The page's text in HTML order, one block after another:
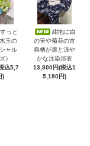
っと
玉の
ャル
）
込5,7
)
紺地に白
の笹や菊花の古
典柄が凛と涼や
かな注染浴衣
13,800円(税込1
5,180円)